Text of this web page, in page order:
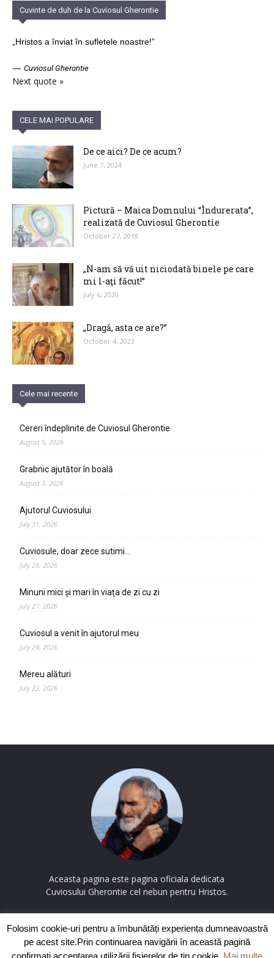
Cuvinte de duh de la Cuviosul Gherontie
„Hristos a înviat în sufletele noastre!”
— Cuviosul Gherontie
Next quote »
CELE MAI POPULARE
De ce aici? De ce acum?
June 7, 2024
Pictură – Maica Domnului “Îndurerata”,
realizată de Cuviosul Gherontie
October 27, 2018
„N-am să vă uit niciodată binele pe care
mi l-aţi făcut!”
July 6, 2020
„Dragă, asta ce are?”
October 4, 2023
Cele mai recente
Cereri îndeplinite de Cuviosul Gherontie
August 5, 2026
Grabnic ajutător în boală
August 3, 2026
Ajutorul Cuviosului
July 31, 2026
Cuviosule, doar zece sutimi…
July 29, 2026
Minuni mici și mari în viața de zi cu zi
July 27, 2026
Cuviosul a venit în ajutorul meu
July 24, 2026
Mereu alături
July 22, 2026
Aceasta pagina este pagina oficiala dedicata
Cuviosului Gherontie cel nebun pentru Hristos.
Contactați-ne:contact@cuviosulgherontie.com
Folosim cookie-uri pentru a îmbunătăți experiența dumneavoastră
pe acest site.Prin continuarea navigării în această pagină
confirmați acceptarea utilizării fișierelor de tip cookie. Mai multe